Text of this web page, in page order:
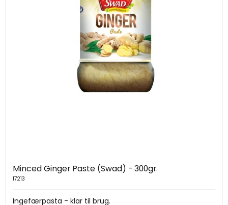
Minced Ginger Paste (Swad) - 300gr.
17213
Ingefærpasta - klar til brug.